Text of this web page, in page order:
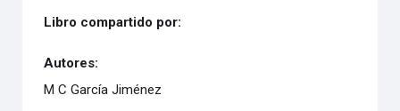
Libro compartido por:
Autores:
M C García Jiménez